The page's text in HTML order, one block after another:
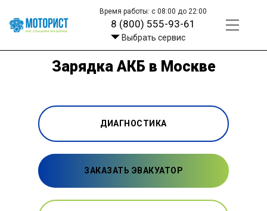
Время работы: с 08:00 до 22:00
8 (800) 555-93-61
Выбрать сервис
Зарядка АКБ в Москве
ДИАГНОСТИКА
ЗАКАЗАТЬ ЭВАКУАТОР